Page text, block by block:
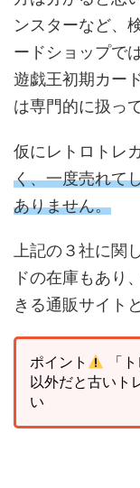
ンスターなど、
ードショップで
遊戯王初期カー
は専門的に扱っ
仮にレトロトレ
く、一度売れて
ありません。
上記の３社に関
ドの在庫もあり
きる通販サイト
ポイント
「
以外だと古いト
い